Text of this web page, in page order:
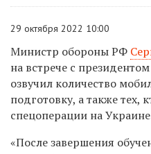
29 октября 2022 10:00
Министр обороны РФ
на встрече с президентом
озвучил количество
подготовку, а также тех,
спецоперации на
«После завершения